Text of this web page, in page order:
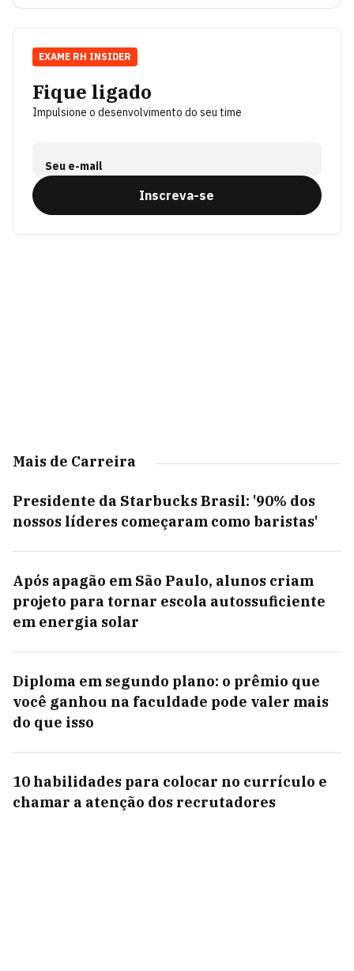
Fique ligado
Impulsione o desenvolvimento do seu time
Seu e-mail
Inscreva-se
EXAME RH INSIDER
Mais de Carreira
Presidente da Starbucks Brasil: '90% dos
nossos líderes começaram como baristas'
Após apagão em São Paulo, alunos criam
projeto para tornar escola autossuficiente
em energia solar
Diploma em segundo plano: o prêmio que
você ganhou na faculdade pode valer mais
do que isso
10 habilidades para colocar no currículo e
chamar a atenção dos recrutadores